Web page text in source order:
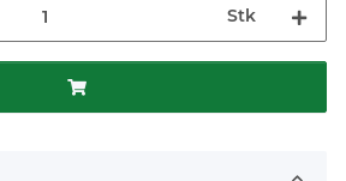
Stk